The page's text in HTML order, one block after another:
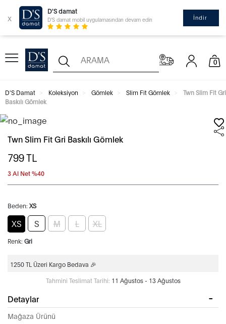
x
D'S damat
D'S damat mobil uygulamasından devam edin İndir
0
D'S Damat Koleksiyon Gömlek Slim Fit Gömlek
Twn Slim Fit Gri
Baskılı Gömlek
Twn Slim Fit Gri Baskılı Gömlek
799TL
3 Al Net %40
Beden: XS
XS S M L XL
Renk: Gri
1250 TL Üzeri Kargo Bedava 🎉
Tahmini Teslimat Tarihi: 11 Ağustos - 13 Ağustos
Detaylar
Mağaza Ürünü